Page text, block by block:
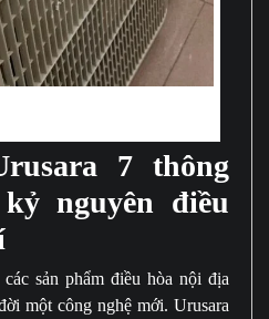
7 thông
nguyên điều
sản phẩm điều hòa nội địa
một công nghệ mới. Urusara